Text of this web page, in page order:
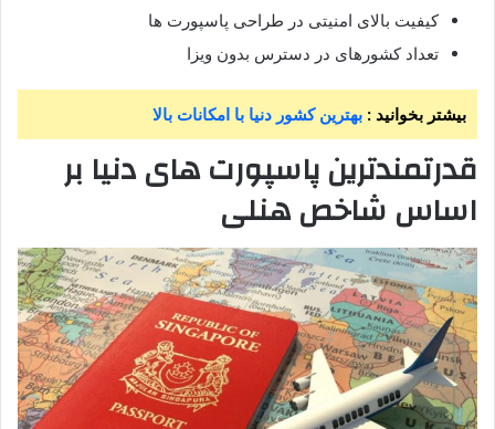
کیفیت بالای امنیتی در طراحی پاسپورت ها
تعداد کشورهای در دسترس بدون ویزا
بیشتر بخوانید : بهترین کشور دنیا با امکانات بالا
قدرتمندترین پاسپورت های دنیا بر
اساس شاخص هنلی